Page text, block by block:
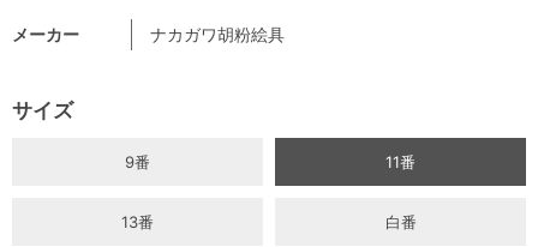
メーカー ナカガワ胡粉絵具
サイズ
9番 11番
13番 白番